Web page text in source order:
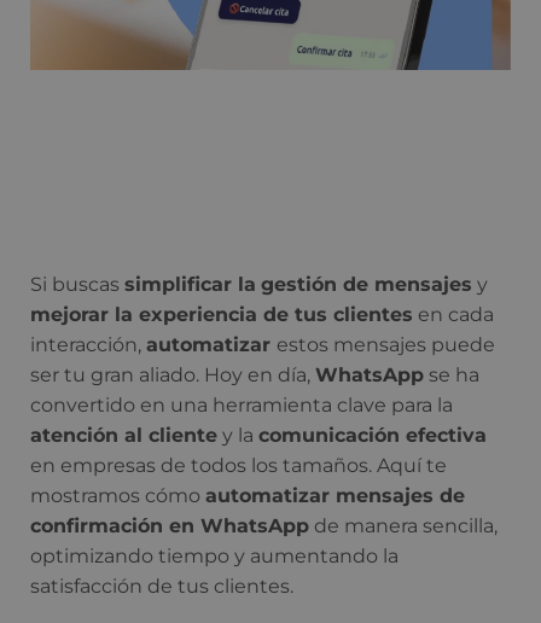
Si buscas simplificar la gestión de mensajes y
mejorar la experiencia de tus clientes en cada
interacción, automatizar estos mensajes puede
ser tu gran aliado. Hoy en día, WhatsApp se ha
convertido en una herramienta clave para la
atención al cliente y la comunicación efectiva
en empresas de todos los tamaños. Aquí te
mostramos cómo automatizar mensajes de
confirmación en WhatsApp de manera sencilla,
optimizando tiempo y aumentando la
satisfacción de tus clientes.